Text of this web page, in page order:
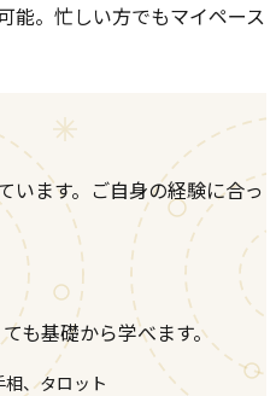
能。忙しい方でもマイペース
います。ご自身の経験に合っ
も基礎から学べます。
、タロット